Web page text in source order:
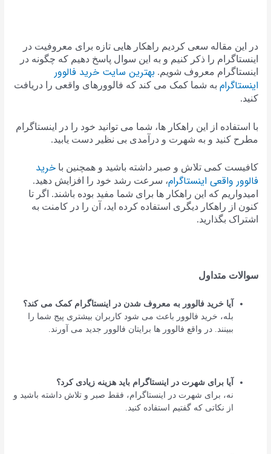
در این مقاله سعی کردیم راهکار هایی تازه برای معروفیت در
اینستاگرام را ذکر کنیم و به این سوال پاسخ دهیم که چگونه در
اینستاگرام معروف شویم. بهترین سایت خرید فالوور
اینستاگرام به شما کمک می کند که فالوورهای واقعی را دریافت
کنید.
با استفاده از این راهکار ها، شما می توانید خود را در اینستاگرام
مطرح کنید و به شهرت و درآمدی بی نظیر دست یابید.
کافیست کمی تلاش و صبر داشته باشید و همچنین باخرید
فالوور واقعی اینستاگرام، سرعت رشد خود را افزایش دهید.
امیدواریم که این راهکار ها برای شما مفید بوده باشند. اگر تا
کنون از راهکار دیگری استفاده کرده اید، آن را در کامنت به
اشتراک بگذارید.
سوالات متداول
آیا خرید فالوور به معروف شدن در اینستاگرام کمک می کند؟
بله، خرید فالوور باعث می شود کاربران بیشتری پیج شما را
ببینند. در واقع فالوور ها برایتان فالوور جدید می آورند.
آیا برای شهرت در اینستاگرام باید هزینه زیادی کرد؟
نه، برای شهرت در اینستاگرام، فقط صبر و تلاش داشته باشید و
از نکاتی که گفتیم استفاده کنید.